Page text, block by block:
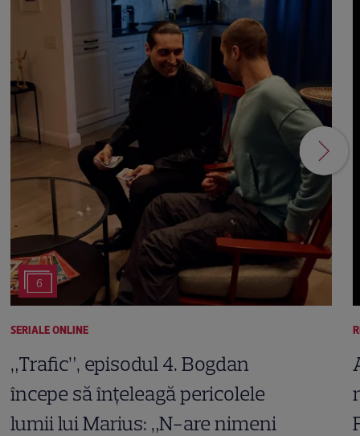
6
SERIALE ONLINE
„Trafic”, episodul 4. Bogdan
începe să înțeleagă pericolele
lumii lui Marius: „N-are nimeni